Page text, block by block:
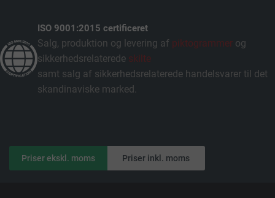
ISO 9001:2015 certificeret
Salg, produktion og levering af piktogrammer og
sikkerhedsrelaterede skilte
samt salg af sikkerhedsrelaterede handelsvarer til det
skandinaviske marked.
Priser ekskl. moms Priser inkl. moms